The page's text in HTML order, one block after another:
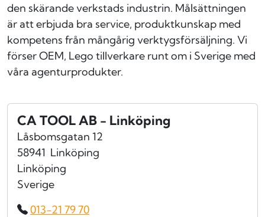
den skärande verkstads industrin. Målsättningen
är att erbjuda bra service, produktkunskap med
kompetens från mångårig verktygsförsäljning. Vi
förser OEM, Lego tillverkare runt om i Sverige med
våra agenturprodukter.
CA TOOL AB - Linköping
Låsbomsgatan 12
58941 Linköping
Linköping
Sverige
013-21 79 70